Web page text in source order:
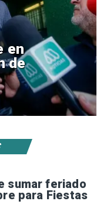
sumar feriado
para Fiestas